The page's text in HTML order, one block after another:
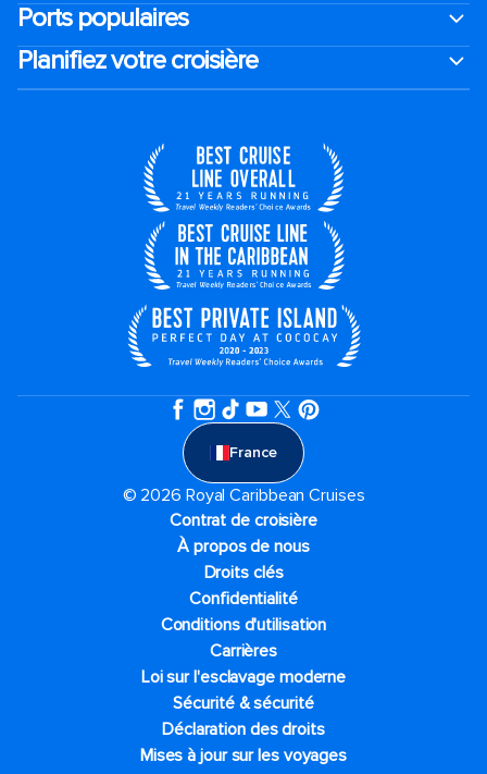
Ports populaires
Planifiez votre croisière
France
© 2026 Royal Caribbean Cruises
Contrat de croisière
À propos de nous
Droits clés
Confidentialité
Conditions d'utilisation
Carrières
Loi sur l'esclavage moderne
Sécurité & sécurité
Déclaration des droits
Mises à jour sur les voyages